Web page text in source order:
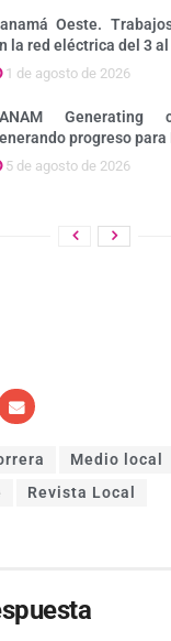
Oeste.
la red eléctrica del 3
1 de agosto de 2026
progreso para
5 de agosto de 2026
Medio local
Revista Local